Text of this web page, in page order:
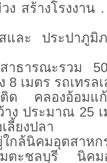
ง สร้างโรงงาน
และ ประปาภูมิ
าธารณะรวม
เมตร รถเทรล
ติด คลองอ้อม
ง ประมาณ 25
ลี้ยงปลา
กล้นิคมอุตสาหก
ตะชลบุรี นิคม